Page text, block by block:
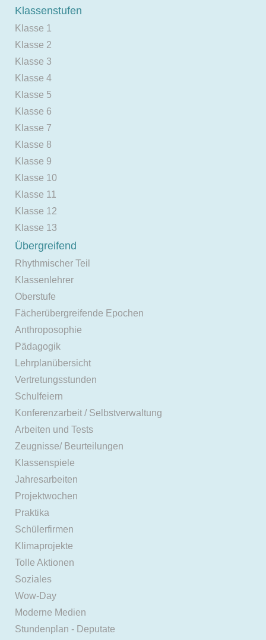
Klassenstufen
Klasse 1
Klasse 2
Klasse 3
Klasse 4
Klasse 5
Klasse 6
Klasse 7
Klasse 8
Klasse 9
Klasse 10
Klasse 11
Klasse 12
Klasse 13
Übergreifend
Rhythmischer Teil
Klassenlehrer
Oberstufe
Fächerübergreifende Epochen
Anthroposophie
Pädagogik
Lehrplanübersicht
Vertretungsstunden
Schulfeiern
Konferenzarbeit / Selbstverwaltung
Arbeiten und Tests
Zeugnisse/ Beurteilungen
Klassenspiele
Jahresarbeiten
Projektwochen
Praktika
Schülerfirmen
Klimaprojekte
Tolle Aktionen
Soziales
Wow-Day
Moderne Medien
Stundenplan - Deputate